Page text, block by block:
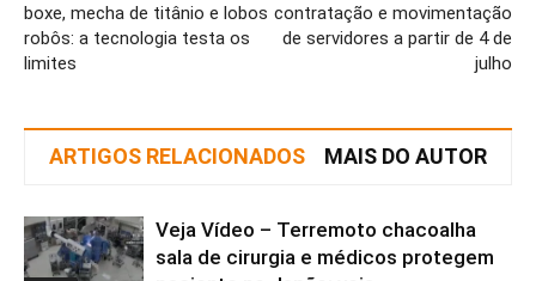
boxe, mecha de titânio e lobos
robôs: a tecnologia testa os
limites
contratação e movimentação
de servidores a partir de 4 de
julho
ARTIGOS RELACIONADOS MAIS DO AUTOR
Veja Vídeo – Terremoto chacoalha
sala de cirurgia e médicos protegem